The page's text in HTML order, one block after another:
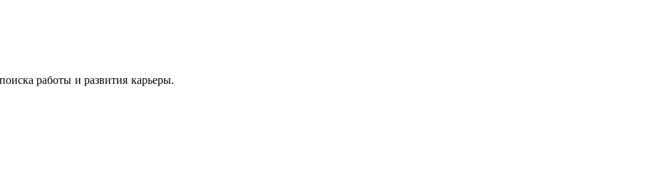
работы и развития карьеры.